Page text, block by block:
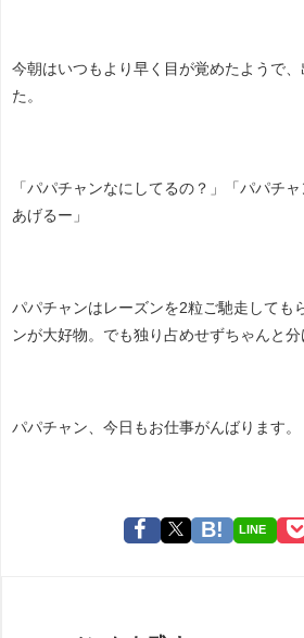
今朝はいつもより早く目が覚めたようで
た。
「パパチャンなにしてるの？」「パパチ
あげるー」
パパチャンはレーズンを2粒ご馳走しても
ンが大好物。でも独り占めせずちゃんと分
パパチャン、今日もお仕事がんばります。
LINE